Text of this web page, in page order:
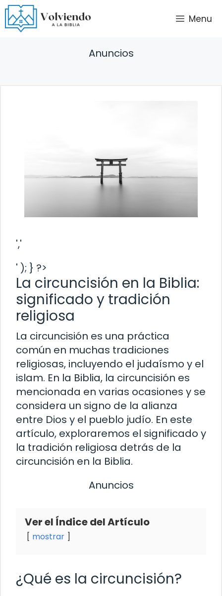
Saltar
al
contenido
Menu
Anuncios
','
' ); } ?>
La circuncisión en la Biblia:
significado y tradición
religiosa
La circuncisión es una práctica
común en muchas tradiciones
religiosas, incluyendo el judaísmo y el
islam. En la Biblia, la circuncisión es
mencionada en varias ocasiones y se
considera un signo de la alianza
entre Dios y el pueblo judío. En este
artículo, exploraremos el significado y
la tradición religiosa detrás de la
circuncisión en la Biblia.
Anuncios
Ver el Índice del Artículo
mostrar
¿Qué es la circuncisión?